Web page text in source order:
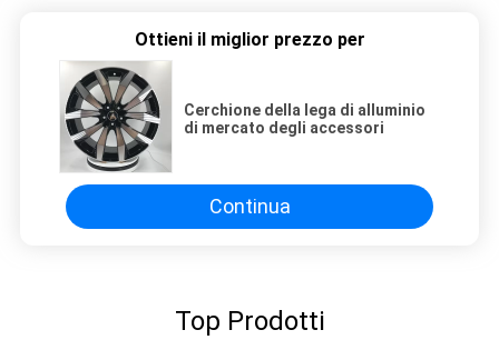
Ottieni il miglior prezzo per
Cerchione della lega di alluminio
di mercato degli accessori
Continua
Top Prodotti